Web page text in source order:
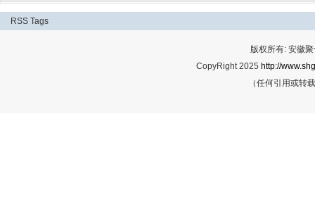
RSS Tags
版权所有: 安徽
CopyRight 2025 http://
（任何引用或转